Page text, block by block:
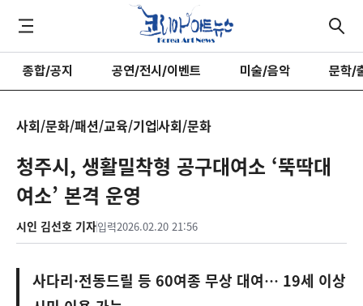
종합/공지 공연/전시/이벤트 미술/음악 문학/
사회/문화/패션/교육/기업사회/문화
청주시, 생활밀착형 공구대여소 ‘뚝딱대
여소’ 본격 운영
시인 김선호 기자입력2026.02.20 21:56
사다리·전동드릴 등 60여종 무상 대여… 19세 이상